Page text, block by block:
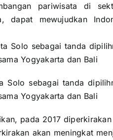
pariwisata di
dapat mewujudkan
Solo sebagai tanda
Yogyakarta dan Bali
pada 2017
akan meningkat